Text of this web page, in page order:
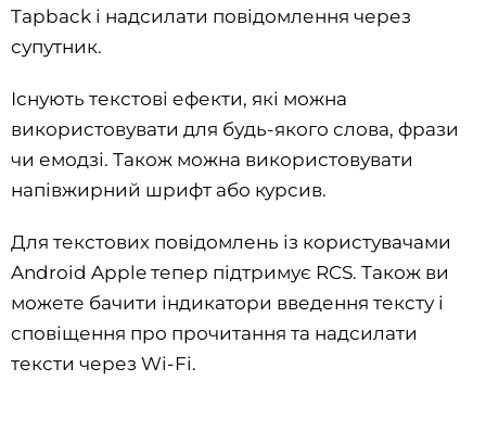
Tapback і надсилати повідомлення через
супутник.
Існують текстові ефекти, які можна
використовувати для будь-якого слова, фрази
чи емодзі. Також можна використовувати
напівжирний шрифт або курсив.
Для текстових повідомлень із користувачами
Android Apple тепер підтримує RCS. Також ви
можете бачити індикатори введення тексту і
сповіщення про прочитання та надсилати
тексти через Wi-Fi.